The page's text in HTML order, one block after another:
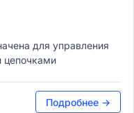
для управления
цепочками
Подробнее →